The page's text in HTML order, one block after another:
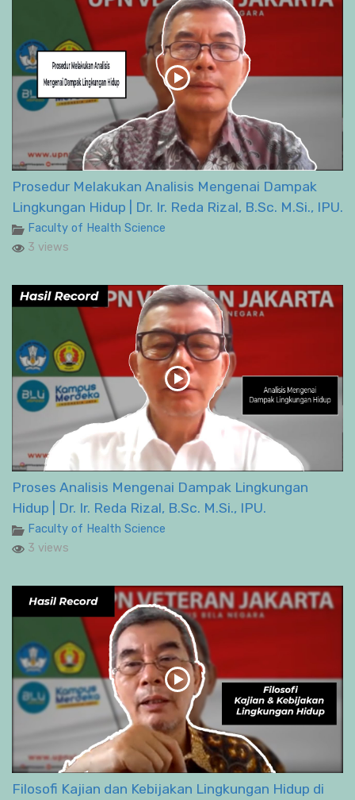
Prosedur Melakukan Analisis Mengenai Dampak
Lingkungan Hidup | Dr. Ir. Reda Rizal, B.Sc. M.Si., IPU.
Faculty of Health Science
3 views
Proses Analisis Mengenai Dampak Lingkungan
Hidup | Dr. Ir. Reda Rizal, B.Sc. M.Si., IPU.
Faculty of Health Science
3 views
Filosofi Kajian dan Kebijakan Lingkungan Hidup di